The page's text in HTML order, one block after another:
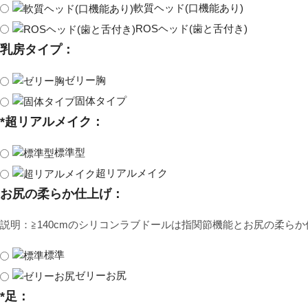
軟質ヘッド(口機能あり)
ROSヘッド(歯と舌付き)
乳房タイプ：
ゼリー胸
固体タイプ
*超リアルメイク：
標準型
超リアルメイク
お尻の柔らか仕上げ：
説明：≧140cmのシリコンラブドールは指関節機能とお尻の柔らか
標準
ゼリーお尻
*足：